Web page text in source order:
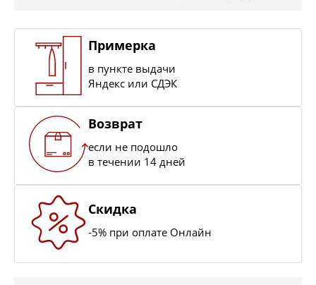
Примерка
в пункте выдачи
Яндекс или СДЭК
Возврат
если не подошло
в течении 14 дней
Скидка
-5% при оплате Онлайн